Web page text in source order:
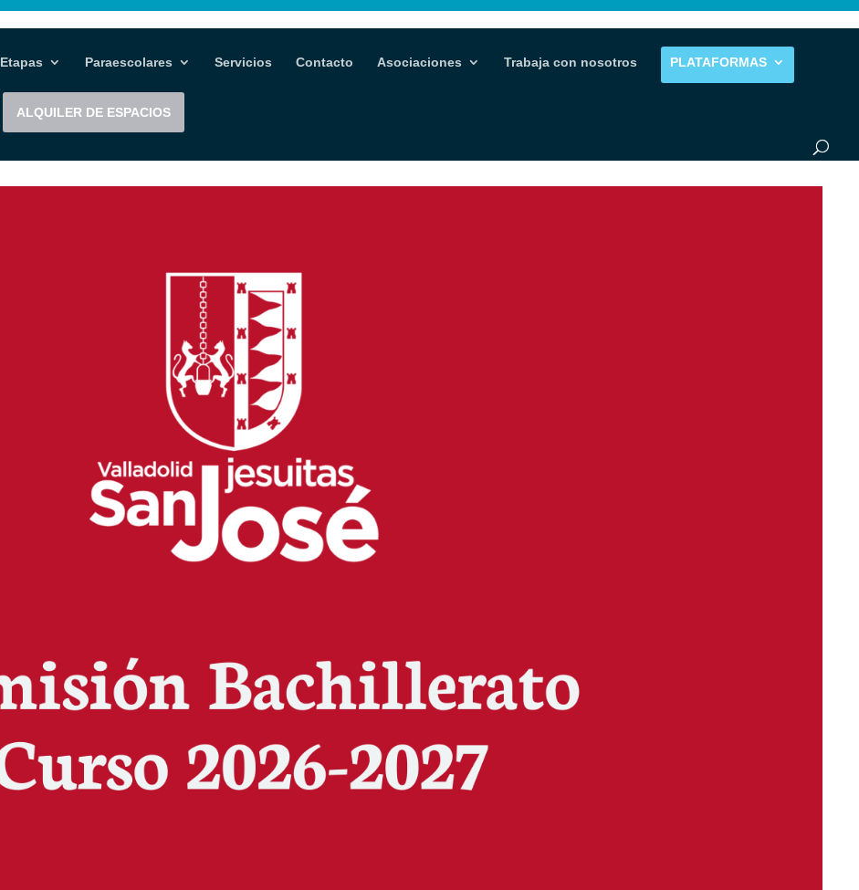
Etapas Paraescolares Servicios Contacto Asociaciones Trabaja con nosotros PLATAFORMAS
ALQUILER DE ESPACIOS